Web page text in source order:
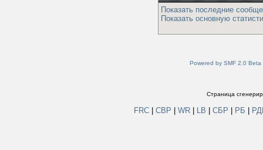
Показать последние
Показать основную
Powered by SMF 2.0 Beta
Страница
FRC СВР WR LB СБР РБ